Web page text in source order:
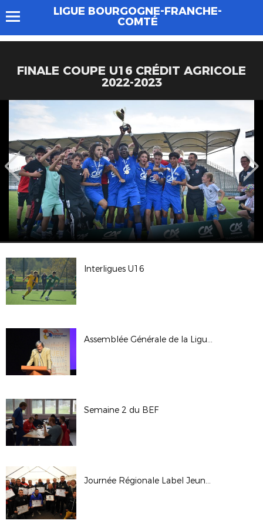
LIGUE BOURGOGNE-FRANCHE-
COMTÉ
FINALE COUPE U16 CRÉDIT AGRICOLE
2022-2023
Interligues U16
Assemblée Générale de la Ligue - Octobre 2017
Semaine 2 du BEF
Journée Régionale Label Jeunes